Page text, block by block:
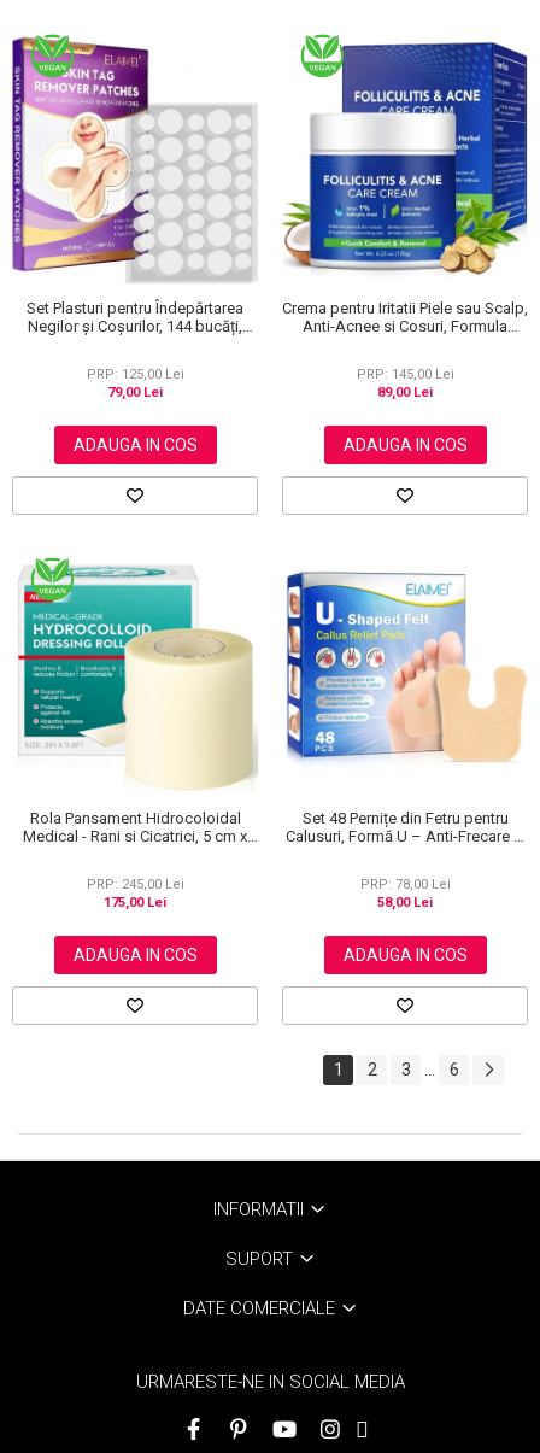
Set Plasturi pentru Îndepărtarea
Negilor și Coșurilor, 144 bucăți,
PRP: 125,00 Lei
79,00 Lei
ADAUGA IN COS
Crema pentru Iritatii Piele sau Scalp,
Anti-Acnee si Cosuri, Formula
PRP: 145,00 Lei
89,00 Lei
ADAUGA IN COS
Rola Pansament Hidrocoloidal
Medical - Rani si Cicatrici, 5 cm x
PRP: 245,00 Lei
175,00 Lei
ADAUGA IN COS
Set 48 Pernițe din Fetru pentru
Calusuri, Formă U – Anti-Frecare și
PRP: 78,00 Lei
58,00 Lei
ADAUGA IN COS
1 2 3 6
INFORMATII
SUPORT
DATE COMERCIALE
URMARESTE-NE IN SOCIAL MEDIA